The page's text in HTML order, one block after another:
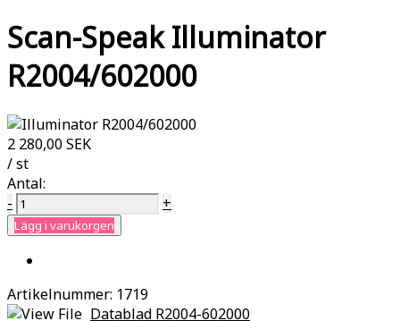
Scan-Speak Illuminator
R2004/602000
2 280,00 SEK
/ st
Antal:
-
+
Lägg i varukorgen
Artikelnummer: 1719
Datablad R2004-602000